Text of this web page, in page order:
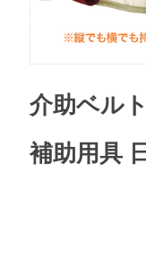
介助ベル
補助用具